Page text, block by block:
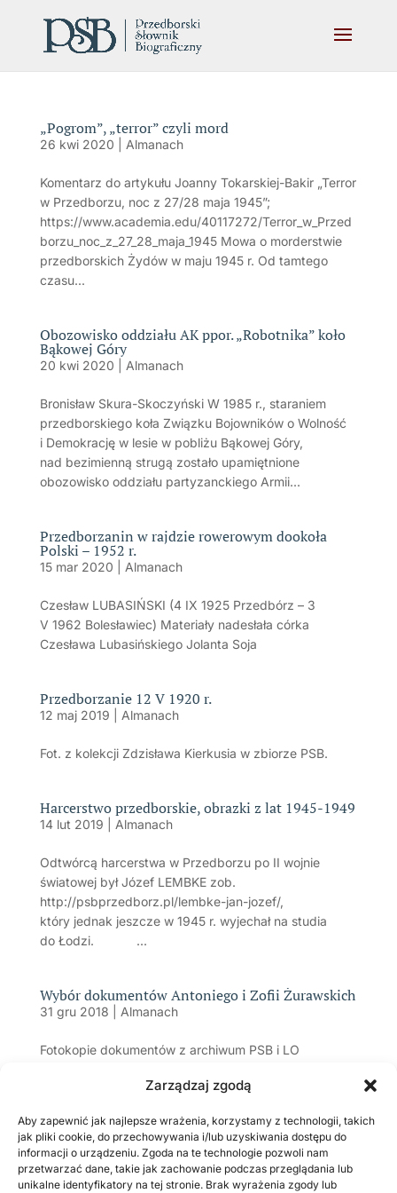
Zarządzaj zgodą
Aby zapewnić jak najlepsze wrażenia, korzystamy z technologii, takich
jak pliki cookie, do przechowywania i/lub uzyskiwania dostępu do
informacji o urządzeniu. Zgoda na te technologie pozwoli nam
przetwarzać dane, takie jak zachowanie podczas przeglądania lub
unikalne identyfikatory na tej stronie. Brak wyrażenia zgody lub
„Pogrom”, „terror” czyli mord
26 kwi 2020 Almanach
Komentarz do artykułu Joanny Tokarskiej-Bakir „Terror
w Przedborzu, noc z 27/28 maja 1945”;
https://www.academia.edu/40117272/Terror_w_Przed
borzu_noc_z_27_28_maja_1945 Mowa o morderstwie
przedborskich Żydów w maju 1945 r. Od tamtego
czasu...
Obozowisko oddziału AK ppor. „Robotnika” koło
Bąkowej Góry
20 kwi 2020 Almanach
Bronisław Skura-Skoczyński W 1985 r., staraniem
przedborskiego koła Związku Bojowników o Wolność
i Demokrację w lesie w pobliżu Bąkowej Góry,
nad bezimienną strugą zostało upamiętnione
obozowisko oddziału partyzanckiego Armii...
Przedborzanin w rajdzie rowerowym dookoła
Polski – 1952 r.
15 mar 2020 Almanach
Czesław LUBASIŃSKI (4 IX 1925 Przedbórz – 3
V 1962 Bolesławiec) Materiały nadesłała córka
Czesława Lubasińskiego Jolanta Soja
Przedborzanie 12 V 1920 r.
12 maj 2019 Almanach
Fot. z kolekcji Zdzisława Kierkusia w zbiorze PSB.
Harcerstwo przedborskie, obrazki z lat 1945-1949
14 lut 2019 Almanach
Odtwórcą harcerstwa w Przedborzu po II wojnie
światowej był Józef LEMBKE zob.
http://psbprzedborz.pl/lembke-jan-jozef/,
który jednak jeszcze w 1945 r. wyjechał na studia
do Łodzi. ...
Wybór dokumentów Antoniego i Zofii Żurawskich
31 gru 2018 Almanach
Fotokopie dokumentów z archiwum PSB i LO
Strona 4 z 11
«
Pierwsza
« ... 2 3 4 5 6 ... 10 ... »
»
Ostatnio dodane